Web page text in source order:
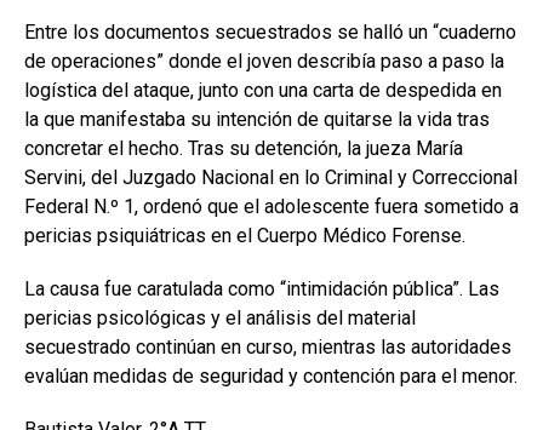
Entre los documentos secuestrados se halló un “cuaderno
de operaciones” donde el joven describía paso a paso la
logística del ataque, junto con una carta de despedida en
la que manifestaba su intención de quitarse la vida tras
concretar el hecho. Tras su detención, la jueza María
Servini, del Juzgado Nacional en lo Criminal y Correccional
Federal N.º 1, ordenó que el adolescente fuera sometido a
pericias psiquiátricas en el Cuerpo Médico Forense.
La causa fue caratulada como “intimidación pública”. Las
pericias psicológicas y el análisis del material
secuestrado continúan en curso, mientras las autoridades
evalúan medidas de seguridad y contención para el menor.